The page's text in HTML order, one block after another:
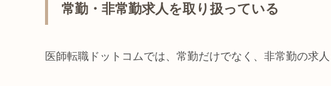
常勤・非常勤求人を取り扱っている
医師転職ドットコムでは、常勤だけでなく、非常勤の求人